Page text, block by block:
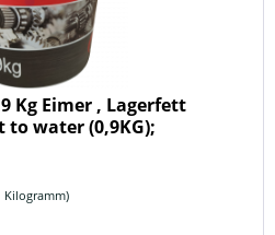
Kg Eimer , Lagerfett
water (0,9KG);
Kilogramm)